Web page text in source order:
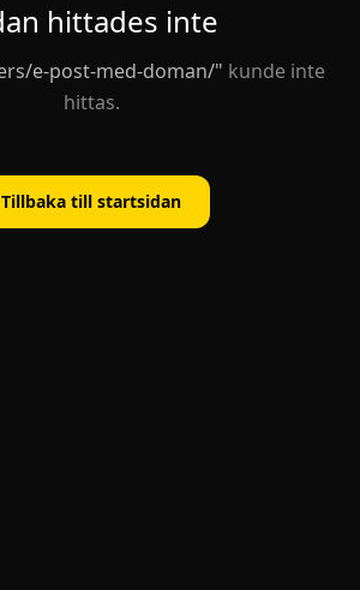
hittades inte
e-post-med-doman/" kunde inte
hittas.
Tillbaka till startsidan